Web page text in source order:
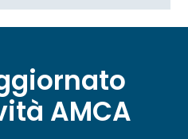
AMCA